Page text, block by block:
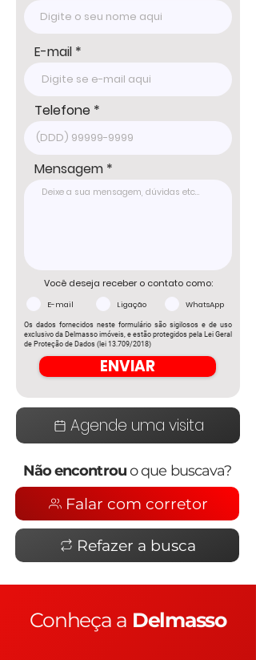
informações atualizadas com um dos
nossos corretores.
E-mail
Telefone
Mensagem
Você deseja receber o contato como:
E-mail Ligação WhatsApp
Os dados fornecidos neste formulário são sigilosos e de uso
exclusivo da Delmasso imóveis, e estão protegidos pela Lei Geral
de Proteção de Dados (lei 13.709/2018)
ENVIAR
Agende uma visita
Não encontrouo que buscava?
Falar com corretor
Refazer a busca
Conheça a Delmasso